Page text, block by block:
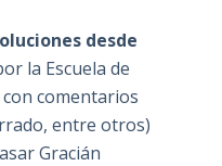
desde
la Escuela de
comentarios
entre otros)
Gracián